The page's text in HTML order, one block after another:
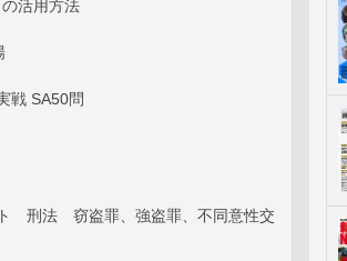
の活用方法
戦 SA50問
ト 刑法 窃盗罪、強盗罪、不同意性交